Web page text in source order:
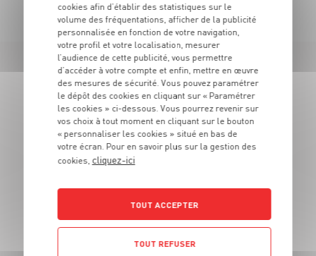
LES MAGASINS
À PROXIMITÉ
Vous souhaitez connaitre les magasins proches de votre
Grand Frais habituel ? Trouvez ci-dessous ceux qui sont les
cookies afin d’établir des statistiques sur le
volume des fréquentations, afficher de la publicité
personnalisée en fonction de votre navigation,
votre profil et votre localisation, mesurer
l’audience de cette publicité, vous permettre
d’accéder à votre compte et enfin, mettre en œuvre
des mesures de sécurité. Vous pouvez paramétrer
le dépôt des cookies en cliquant sur « Paramétrer
les cookies » ci-dessous. Vous pourrez revenir sur
vos choix à tout moment en cliquant sur le bouton
« personnaliser les cookies » situé en bas de
votre écran. Pour en savoir plus sur la gestion des
cookies, cliquez-ici
TOUT ACCEPTER
TOUT REFUSER